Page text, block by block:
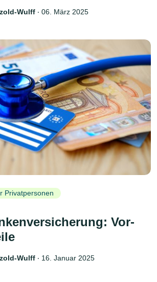
Wulff ‧ 06. März 2025
Privatpersonen
Vor-
Wulff ‧ 16. Januar 2025